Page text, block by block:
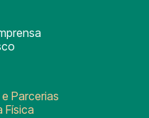
Parcerias
Física